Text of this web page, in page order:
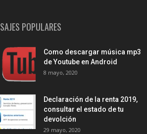
POPULARES
Como descargar música mp3
de Youtube en Android
8 mayo, 2020
Declaración de la renta 2019,
consultar el estado de tu
devolción
29 mayo, 2020